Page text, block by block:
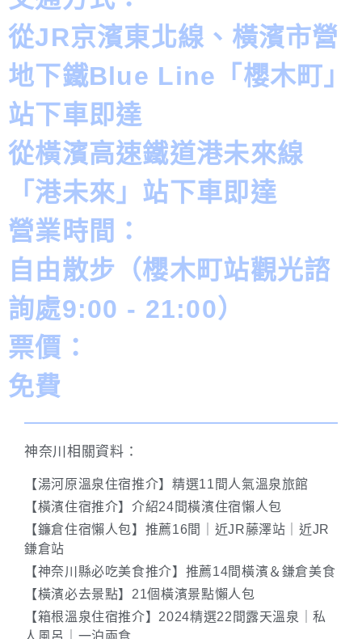
從JR京濱東北線、橫濱市營
地下鐵Blue Line「櫻木町」
站下車即達
從橫濱高速鐵道港未來線
「港未來」站下車即達
營業時間：
自由散步（櫻木町站觀光諮
詢處9:00 - 21:00）
票價：
免費
神奈川相關資料：
【湯河原溫泉住宿推介】精選11間人氣溫泉旅館
【橫濱住宿推介】介紹24間橫濱住宿懶人包
【鐮倉住宿懶人包】推薦16間｜近JR藤澤站｜近JR
鎌倉站
【神奈川縣必吃美食推介】推薦14間橫濱＆鎌倉美食
【橫濱必去景點】21個橫濱景點懶人包
【箱根溫泉住宿推介】2024精選22間露天溫泉｜私
人風呂｜一泊兩食